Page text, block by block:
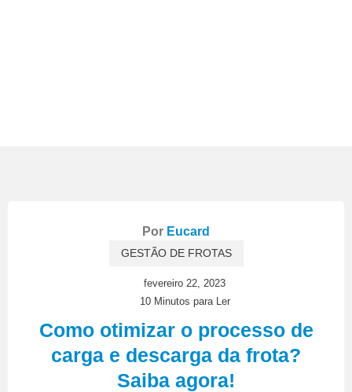
Por Eucard
GESTÃO DE FROTAS
fevereiro 22, 2023
10 Minutos para Ler
Como otimizar o processo de
carga e descarga da frota?
Saiba agora!